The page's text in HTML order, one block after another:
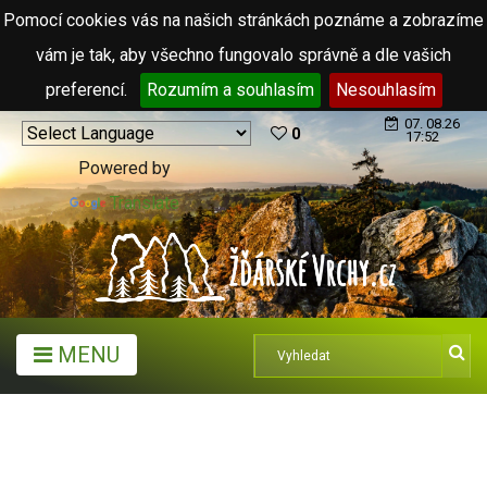
Pomocí cookies vás na našich stránkách poznáme a zobrazíme
vám je tak, aby všechno fungovalo správně a dle vašich
preferencí.
Rozumím a souhlasím Nesouhlasím
Powered by
Translate
0
07. 08.26
17:52
MENU